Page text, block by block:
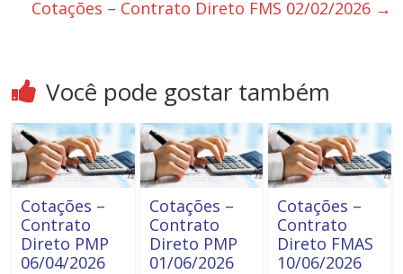
Cotações – Contrato Direto FMS 02/02/2026 →
Você pode gostar também
Cotações –
Contrato
Direto PMP
06/04/2026
Cotações –
Contrato
Direto PMP
01/06/2026
Cotações –
Contrato
Direto FMAS
10/06/2026